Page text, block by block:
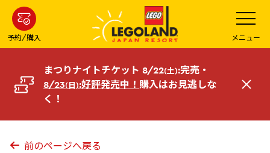
ン
コ
へ
予約/購入
メ
ニ
ュ
ー
を
開
メニュー
まつりナイトチケット 8/22(土):完売・
8/23(日):好評発売中！ 購入はお見逃しな
く！
閉
前のページへ戻る